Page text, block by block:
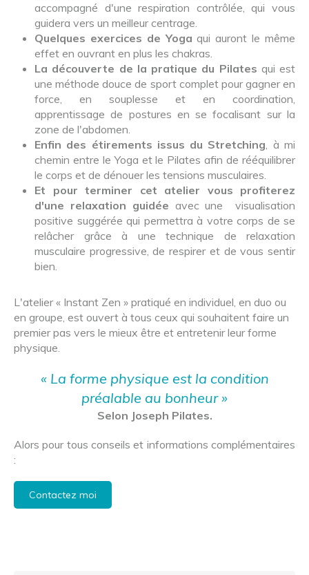
accompagné d'une respiration contrôlée, qui vous
guidera vers un meilleur centrage.
Quelques exercices de Yoga qui auront le même
effet en ouvrant en plus les chakras.
La découverte de la pratique du Pilates qui est
une méthode douce de sport complet pour gagner en
force, en souplesse et en coordination,
apprentissage de postures en se focalisant sur la
zone de l'abdomen.
Enfin des étirements issus du Stretching, à mi
chemin entre le Yoga et le Pilates afin de rééquilibrer
le corps et de dénouer les tensions musculaires.
Et pour terminer cet atelier vous profiterez
d'une relaxation guidée avec une visualisation
positive suggérée qui permettra à votre corps de se
relâcher grâce à une technique de relaxation
musculaire progressive, de respirer et de vous sentir
bien.
L'atelier « Instant Zen » pratiqué en individuel, en duo ou
en groupe, est ouvert à tous ceux qui souhaitent faire un
premier pas vers le mieux être et entretenir leur forme
physique.
« La forme physique est la condition
préalable au bonheur »
Selon Joseph Pilates.
Alors pour tous conseils et informations complémentaires
:
Contactez moi